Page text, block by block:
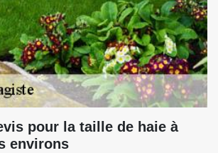
pour la taille de haie à
environs